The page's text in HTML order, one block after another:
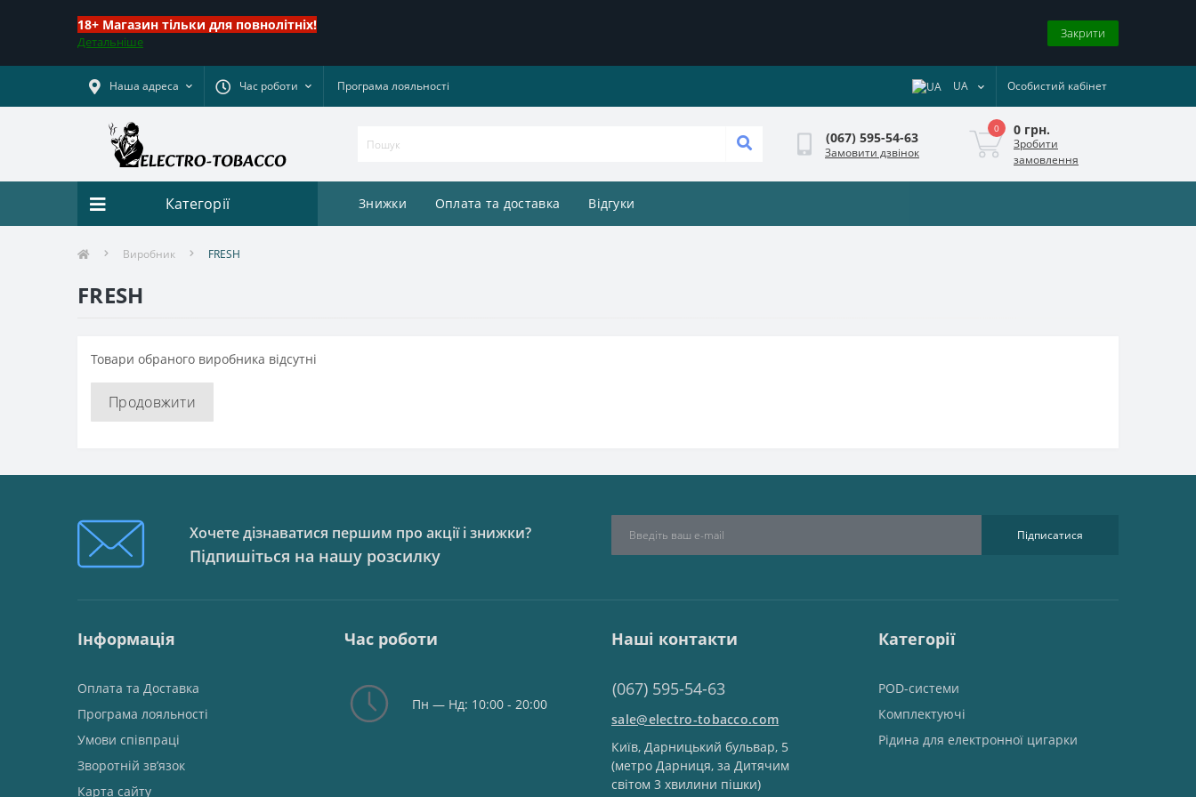
18+ Магазин тільки для повнолітніх!
Детальніше
Закрити
Наша адреса Час роботи Програма лояльності UA Особистий кабінет
(067) 595-54-63
Замовити дзвінок
0 0 грн.
Зробити
замовлення
Категорії Знижки Оплата та доставка Відгуки
Виробник FRESH
FRESH
Товари обраного виробника відсутні
Продовжити
Хочете дізнаватися першим про акції і знижки?
Підпишіться на нашу розсилку
Підписатися
Інформація
Оплата та Доставка
Програма лояльності
Умови співпраці
Зворотній зв’язок
Карта сайту
Час роботи
Пн — Нд: 10:00 - 20:00
Наші контакти
(067) 595-54-63
sale@electro-tobacco.com
Київ, Дарницький бульвар, 5
(метро Дарниця, за Дитячим
світом 3 хвилини пішки)
Категорії
POD-системи
Комплектуючі
Рідина для електронної цигарки